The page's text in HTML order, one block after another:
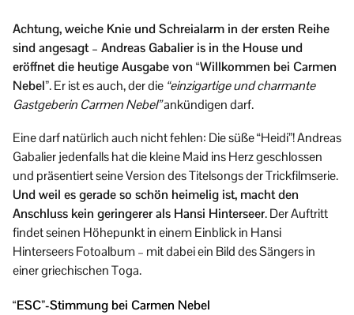
Achtung, weiche Knie und Schreialarm in der ersten Reihe
sind angesagt – Andreas Gabalier is in the House und
eröffnet die heutige Ausgabe von “Willkommen bei Carmen
Nebel”. Er ist es auch, der die “einzigartige und charmante
Gastgeberin Carmen Nebel”ankündigen darf.
Eine darf natürlich auch nicht fehlen: Die süße “Heidi”! Andreas
Gabalier jedenfalls hat die kleine Maid ins Herz geschlossen
und präsentiert seine Version des Titelsongs der Trickfilmserie.
Und weil es gerade so schön heimelig ist, macht den
Anschluss kein geringerer als Hansi Hinterseer. Der Auftritt
findet seinen Höhepunkt in einem Einblick in Hansi
Hinterseers Fotoalbum – mit dabei ein Bild des Sängers in
einer griechischen Toga.
“ESC”-Stimmung bei Carmen Nebel